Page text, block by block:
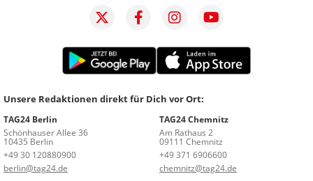
Unsere Redaktionen direkt für Dich vor Ort:
TAG24 Berlin
Schönhauser Allee 36
10435 Berlin
+49 30 120880900
berlin@tag24.de
TAG24 Chemnitz
Am Rathaus 2
09111 Chemnitz
+49 371 6906600
chemnitz@tag24.de